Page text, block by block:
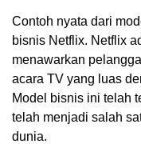
Contoh nyata dari
bisnis Netflix. Netflix
menawarkan
acara TV yang luas
Model bisnis ini telah
telah menjadi salah
dunia.